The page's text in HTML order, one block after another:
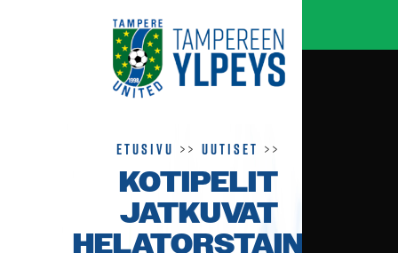
Etusivu >>Uutiset >>
KOTIPELIT
JATKUVAT
HELATORSTAINA